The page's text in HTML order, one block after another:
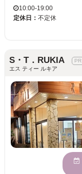
10:00-19:00
定休日： 不定休
S・T．RUKIA
エス ティー ルキア